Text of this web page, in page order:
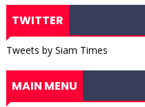
TWITTER
Tweets by Siam Times
MAIN MENU